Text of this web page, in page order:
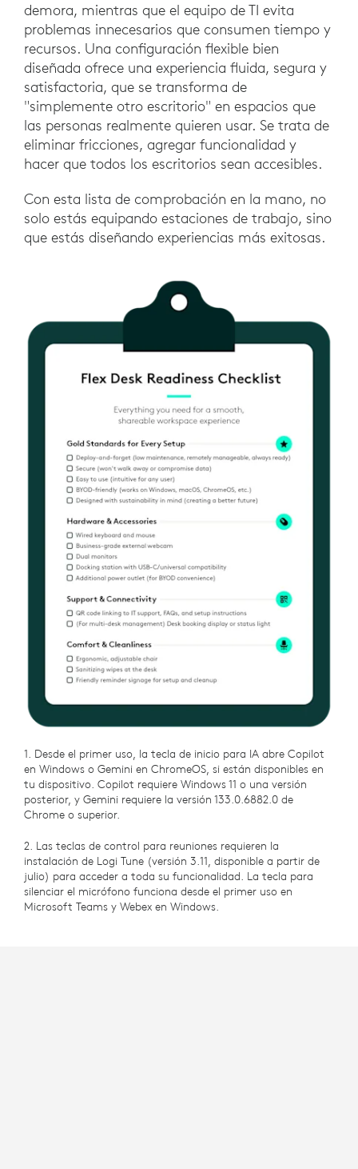
demora, mientras que el equipo de TI evita
problemas innecesarios que consumen tiempo y
recursos. Una configuración flexible bien
diseñada ofrece una experiencia fluida, segura y
satisfactoria, que se transforma de
"simplemente otro escritorio" en espacios que
las personas realmente quieren usar. Se trata de
eliminar fricciones, agregar funcionalidad y
hacer que todos los escritorios sean accesibles.
Con esta lista de comprobación en la mano, no
solo estás equipando estaciones de trabajo, sino
que estás diseñando experiencias más exitosas.
1. Desde el primer uso, la tecla de inicio para IA abre Copilot
en Windows o Gemini en ChromeOS, si están disponibles en
tu dispositivo. Copilot requiere Windows 11 o una versión
posterior, y Gemini requiere la versión 133.0.6882.0 de
Chrome o superior.
2. Las teclas de control para reuniones requieren la
instalación de Logi Tune (versión 3.11, disponible a partir de
julio) para acceder a toda su funcionalidad. La tecla para
silenciar el micrófono funciona desde el primer uso en
Microsoft Teams y Webex en Windows.